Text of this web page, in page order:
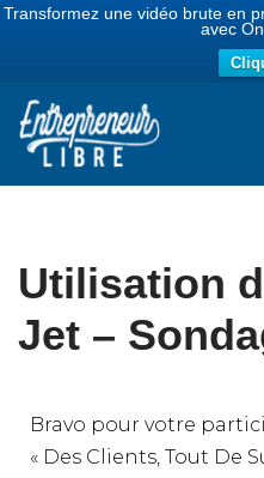
Transformez une vidéo brute en
avec
Aller
Utilisation
Jet –
Bravo pour votre
« Des Clients, Tout De